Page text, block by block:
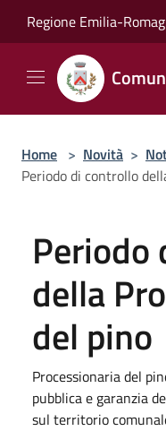
Regione Emilia-
Home > Novità >
Periodo di controllo
Periodo
della
del pino
Processionaria del
pubblica e garanzia
sul territorio